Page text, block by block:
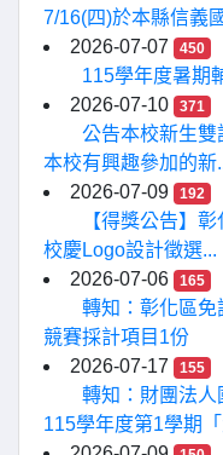
7/16(四)於本縣信義
2026-07-07
450
115學年度暑期
2026-07-10
371
公告本校新生雙
本校有興趣參加的新
2026-07-09
192
【得獎公告】
校慶Logo設計徵選...
2026-07-06
165
轉知：彰化區
競賽採計項目1份
2026-07-17
155
轉知：財團法人
115學年度第1學期